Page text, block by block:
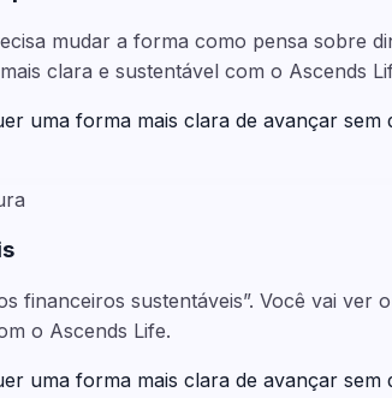
mudar a forma como pensa sobre
clara e sustentável com o Ascends
uma forma mais clara de avançar sem
financeiros sustentáveis”. Você vai
o Ascends Life.
uma forma mais clara de avançar sem